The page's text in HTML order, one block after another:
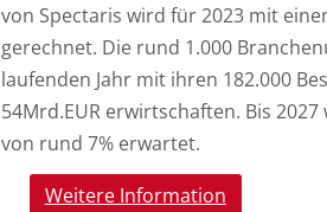
von Spectaris wird für 2023 mit
gerechnet. Die rund 1.000
laufenden Jahr mit ihren 182.000
54Mrd.EUR erwirtschaften. Bis
von rund 7% erwartet.
Weitere Information